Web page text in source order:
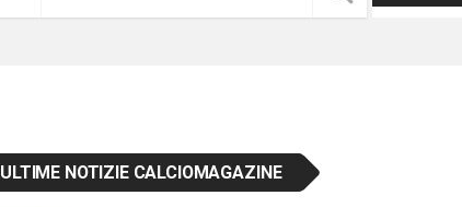
ULTIME NOTIZIE CALCIOMAGAZINE